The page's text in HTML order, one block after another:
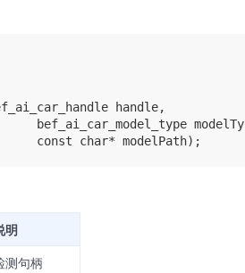
handle,
bef_ai_car_model_type
明
测句柄